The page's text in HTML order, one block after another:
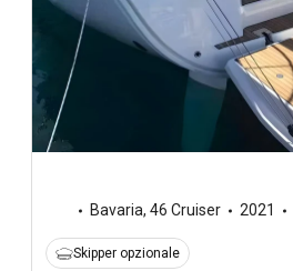
Bavaria, 46 Cruiser 2021
Skipper opzionale